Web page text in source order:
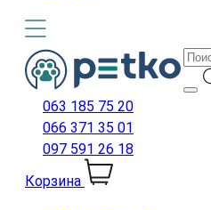
063 185 75 20
066 371 35 01
097 591 26 18
Корзина